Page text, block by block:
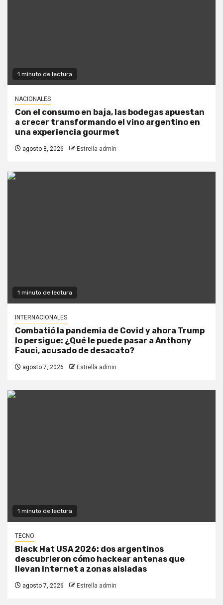
1 minuto de lectura
NACIONALES
Con el consumo en baja, las bodegas apuestan
a crecer transformando el vino argentino en
una experiencia gourmet
agosto 8, 2026 Estrella admin
1 minuto de lectura
INTERNACIONALES
Combatió la pandemia de Covid y ahora Trump
lo persigue: ¿Qué le puede pasar a Anthony
Fauci, acusado de desacato?
agosto 7, 2026 Estrella admin
1 minuto de lectura
TECNO
Black Hat USA 2026: dos argentinos
descubrieron cómo hackear antenas que
llevan internet a zonas aisladas
agosto 7, 2026 Estrella admin